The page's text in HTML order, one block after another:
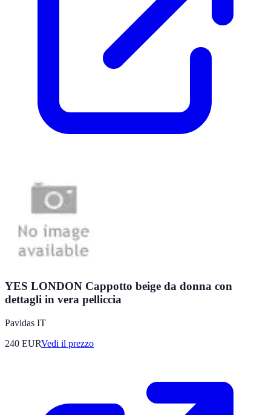
YES LONDON Cappotto beige da donna con
dettagli in vera pelliccia
Pavidas IT
240 EURVedi il prezzo